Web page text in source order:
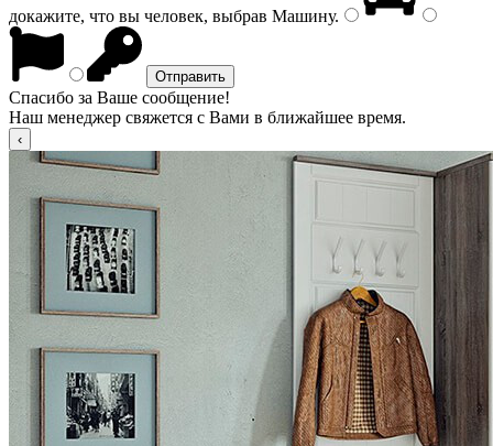
докажите, что вы человек, выбрав Машину.
Спасибо за Ваше сообщение!
Наш менеджер свяжется с Вами в ближайшее время.